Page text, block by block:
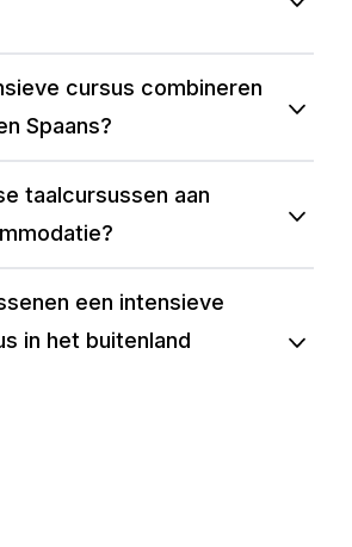
cursus combineren
Spaans?
taalcursussen aan
een intensieve
in het buitenland